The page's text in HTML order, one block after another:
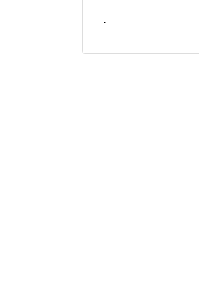
・